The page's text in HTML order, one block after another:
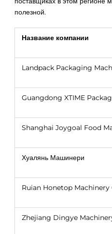
полезной.
Название компании
Landpack Packaging
Guangdong XTIME
Shanghai Joygoal Food
Хуалянь Машинери
Ruian Honetop Machinery
Zhejiang Dingye